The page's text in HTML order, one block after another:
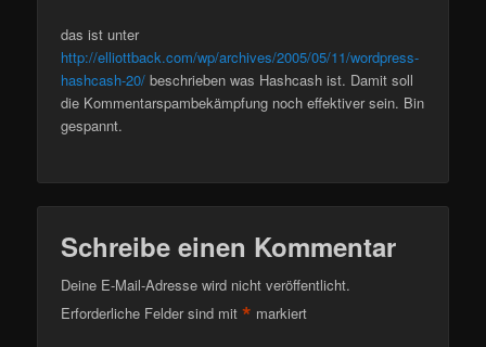
das ist unter
http://elliottback.com/wp/archives/2005/05/11/wordpress-
hashcash-20/ beschrieben was Hashcash ist. Damit soll
die Kommentarspambekämpfung noch effektiver sein. Bin
gespannt.
Schreibe einen Kommentar
Deine E-Mail-Adresse wird nicht veröffentlicht.
Erforderliche Felder sind mit* markiert